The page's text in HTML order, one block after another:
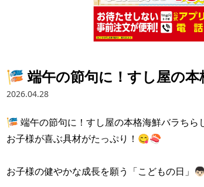
🎏 端午の節句に！すし屋の
2026.04.28
🎏 端午の節句に！すし屋の本格海鮮バラちら
お子様が喜ぶ具材がたっぷり！😋🍣
お子様の健やかな成長を願う「こどもの日」